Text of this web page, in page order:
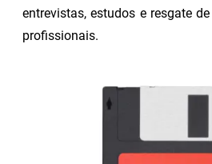
entrevistas, estudos e resgate
profissionais.